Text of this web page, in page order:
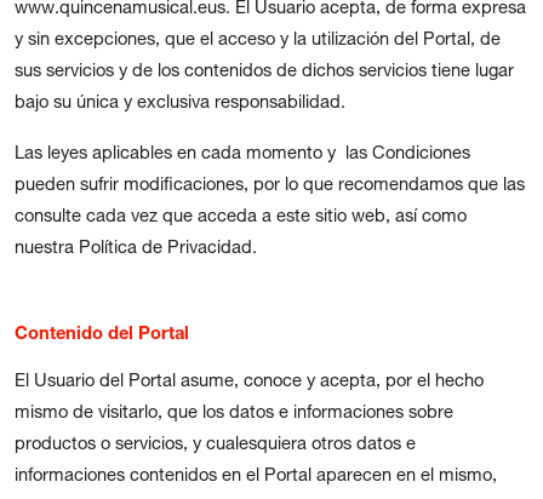
www.quincenamusical.eus. El Usuario acepta, de forma expresa
y sin excepciones, que el acceso y la utilización del Portal, de
sus servicios y de los contenidos de dichos servicios tiene lugar
bajo su única y exclusiva responsabilidad.
Las leyes aplicables en cada momento y las Condiciones
pueden sufrir modificaciones, por lo que recomendamos que las
consulte cada vez que acceda a este sitio web, así como
nuestra Política de Privacidad.
Contenido del Portal
El Usuario del Portal asume, conoce y acepta, por el hecho
mismo de visitarlo, que los datos e informaciones sobre
productos o servicios, y cualesquiera otros datos e
informaciones contenidos en el Portal aparecen en el mismo,